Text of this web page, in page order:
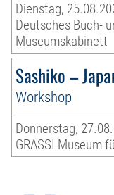
Dienstag,
Deutsches Buch-
Museumskabinett
Sashiko –
Workshop
Donnerstag,
GRASSI Museum